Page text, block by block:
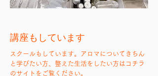
​講座もしています
スクールもしています。アロマについてきちん
と学びたい方、整えた生活をしたい方はコチラ
のサイトをご覧ください。